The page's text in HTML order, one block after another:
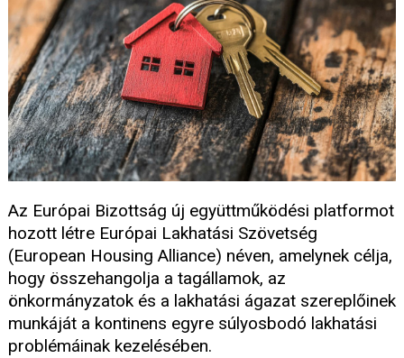
Az Európai Bizottság új együttműködési platformot
hozott létre Európai Lakhatási Szövetség
(European Housing Alliance) néven, amelynek célja,
hogy összehangolja a tagállamok, az
önkormányzatok és a lakhatási ágazat szereplőinek
munkáját a kontinens egyre súlyosbodó lakhatási
problémáinak kezelésében.